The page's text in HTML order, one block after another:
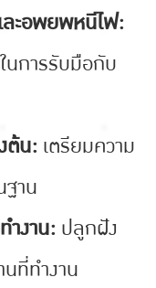
ะอพยพหนีไฟ:
นการรับมือกับ
ต้น: เตรียมความ
าน
งาน: ปลูกฝัง
ที่ทำงาน